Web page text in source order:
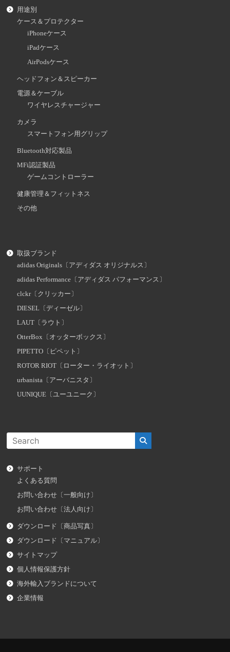
用途別
ケース＆プロテクター
iPhoneケース
iPadケース
AirPodsケース
ヘッドフォン＆スピーカー
電源＆ケーブル
ワイヤレスチャージャー
カメラ
スマートフォン用グリップ
Bluetooth対応製品
MFi認証製品
ゲームコントローラー
健康管理＆フィットネス
その他
取扱ブランド
adidas Originals〔アディダス オリジナルス〕
adidas Performance〔アディダス パフォーマンス〕
clckr〔クリッカー〕
DIESEL〔ディーゼル〕
LAUT〔ラウト〕
OtterBox〔オッターボックス〕
PIPETTO〔ピペット〕
ROTOR RIOT〔ローター・ライオット〕
urbanista〔アーバニスタ〕
UUNIQUE〔ユーユニーク〕
サポート
よくある質問
お問い合わせ〔一般向け〕
お問い合わせ〔法人向け〕
ダウンロード〔商品写真〕
ダウンロード〔マニュアル〕
サイトマップ
個人情報保護方針
海外輸入ブランドについて
企業情報